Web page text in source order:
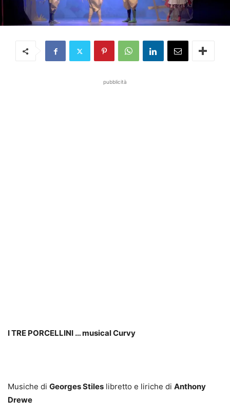
pubblicità
I TRE PORCELLINI … musical Curvy
Musiche di Georges Stiles libretto e liriche di Anthony
Drewe